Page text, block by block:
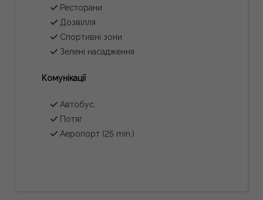
Ресторани
Дозвілля
Спортивні зони
Зелені насадження
Комунікації
Автобус.
Потяг
Аеропорт (25 min.)